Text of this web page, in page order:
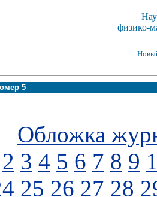
физико-
5
Обложка
2 3 4 5 6 7 8 9
25 26 27 28